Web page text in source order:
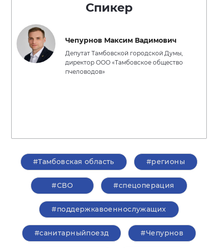
Спикер
Чепурнов Максим Вадимович
Депутат Тамбовской городской Думы,
директор ООО «Тамбовское общество
пчеловодов»
#Тамбовская область #регионы
#СВО #спецоперация
#поддержкавоеннослужащих
#санитарныйпоезд #Чепурнов